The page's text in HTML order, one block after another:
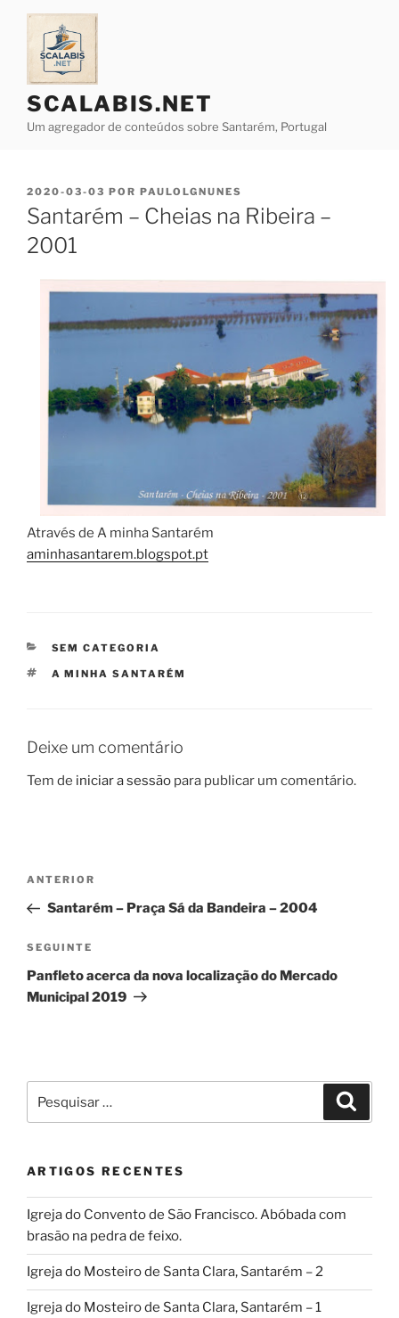
Saltar
conteúdo
SCALABIS.NET
Um agregador de conteúdos sobre Santarém, Portugal
PUBLICADO
EM
2020-03-03 POR PAULOLGNUNES
Santarém – Cheias na Ribeira –
2001
Através de A minha Santarém
aminhasantarem.blogspot.pt
CATEGORIAS
SEM CATEGORIA
ETIQUETAS
A MINHA SANTARÉM
Deixe um comentário
Tem de iniciar a sessão para publicar um comentário.
Navegação
artigos
Conteúdo
anterior
ANTERIOR
Santarém – Praça Sá da Bandeira – 2004
Conteúdo
seguinte
SEGUINTE
Panfleto acerca da nova localização do Mercado
Municipal 2019
por:
ARTIGOS RECENTES
Igreja do Convento de São Francisco. Abóbada com
brasão na pedra de feixo.
Igreja do Mosteiro de Santa Clara, Santarém – 2
Igreja do Mosteiro de Santa Clara, Santarém – 1